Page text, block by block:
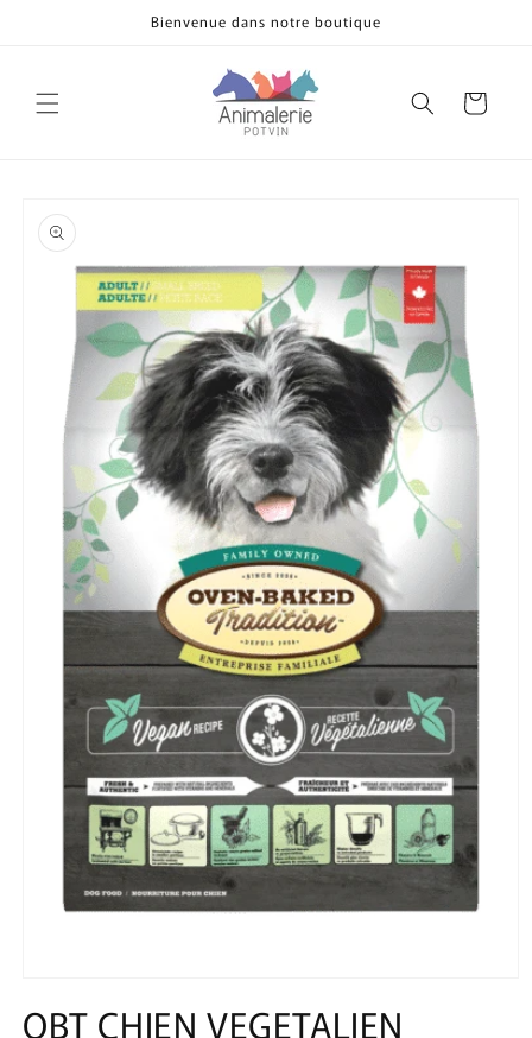
Bienvenue dans notre boutique
Panier
informations
produits
média
OBT CHIEN VEGETALIEN